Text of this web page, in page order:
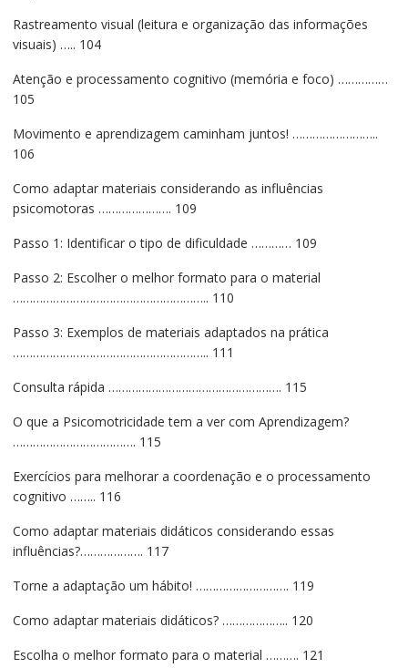
Rastreamento visual (leitura e organização das informações
visuais) ….. 104
Atenção e processamento cognitivo (memória e foco) ……………
105
Movimento e aprendizagem caminham juntos! ……………………..
106
Como adaptar materiais considerando as influências
psicomotoras …………………. 109
Passo 1: Identificar o tipo de dificuldade ………… 109
Passo 2: Escolher o melhor formato para o material
………………………………………………….. 110
Passo 3: Exemplos de materiais adaptados na prática
………………………………………………….. 111
Consulta rápida ……………………………………………. 115
O que a Psicomotricidade tem a ver com Aprendizagem?
………………………………. 115
Exercícios para melhorar a coordenação e o processamento
cognitivo …….. 116
Como adaptar materiais didáticos considerando essas
influências?………………. 117
Torne a adaptação um hábito! ………………………. 119
Como adaptar materiais didáticos? ……………….. 120
Escolha o melhor formato para o material ………. 121